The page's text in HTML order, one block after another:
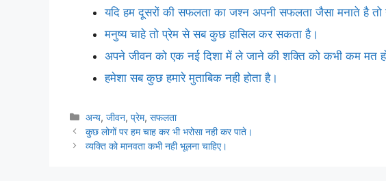
यदि हम दूसरों की सफलता का जश्न अपनी सफलता जैसा मनाते है
मनुष्य चाहे तो प्रेम से सब कुछ हासिल कर सकता है।
अपने जीवन को एक नई दिशा में ले जाने की शक्ति को कभी कम मत
हमेशा सब कुछ हमारे मुताबिक नही होता है।
Categories
अन्य,जीवन,प्रेम,सफलता
कुछ लोगों पर हम चाह कर भी भरोसा नही कर पाते।
व्यक्ति को मानवता कभी नही भूलना चाहिए।